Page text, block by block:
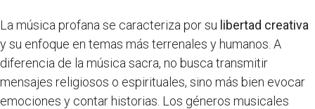
La música profana se caracteriza por su libertad creativa
y su enfoque en temas más terrenales y humanos. A
diferencia de la música sacra, no busca transmitir
mensajes religiosos o espirituales, sino más bien evocar
emociones y contar historias. Los géneros musicales